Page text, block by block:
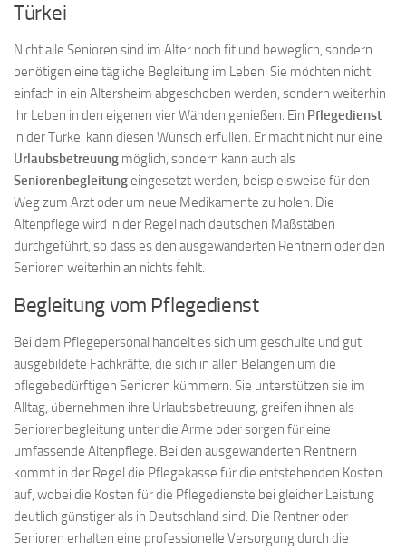
Türkei
Nicht alle Senioren sind im Alter noch fit und beweglich, sondern
benötigen eine tägliche Begleitung im Leben. Sie möchten nicht
einfach in ein Altersheim abgeschoben werden, sondern weiterhin
ihr Leben in den eigenen vier Wänden genießen. Ein Pflegedienst
in der Türkei kann diesen Wunsch erfüllen. Er macht nicht nur eine
Urlaubsbetreuung möglich, sondern kann auch als
Seniorenbegleitungeingesetzt werden, beispielsweise für den
Weg zum Arzt oder um neue Medikamente zu holen. Die
Altenpflege wird in der Regel nach deutschen Maßstäben
durchgeführt, so dass es den ausgewanderten Rentnern oder den
Senioren weiterhin an nichts fehlt.
Begleitung vom Pflegedienst
Bei dem Pflegepersonal handelt es sich um geschulte und gut
ausgebildete Fachkräfte, die sich in allen Belangen um die
pflegebedürftigen Senioren kümmern. Sie unterstützen sie im
Alltag, übernehmen ihre Urlaubsbetreuung, greifen ihnen als
Seniorenbegleitung unter die Arme oder sorgen für eine
umfassende Altenpflege. Bei den ausgewanderten Rentnern
kommt in der Regel die Pflegekasse für die entstehenden Kosten
auf, wobei die Kosten für die Pflegedienste bei gleicher Leistung
deutlich günstiger als in Deutschland sind. Die Rentner oder
Senioren erhalten eine professionelle Versorgung durch die